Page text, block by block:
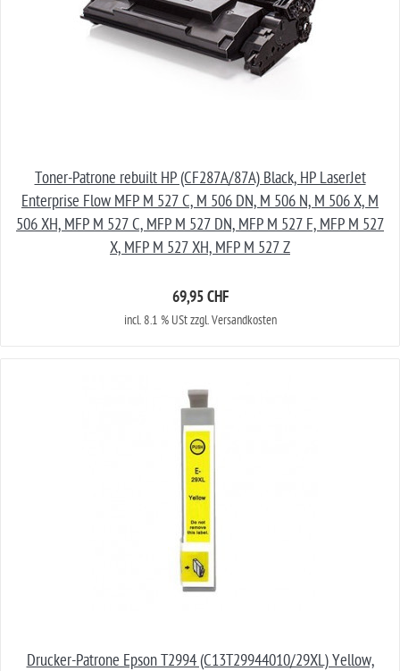
Toner-Patrone rebuilt HP (CF287A/87A) Black, HP LaserJet
Enterprise Flow MFP M 527 C, M 506 DN, M 506 N, M 506 X, M
506 XH, MFP M 527 C, MFP M 527 DN, MFP M 527 F, MFP M 527
X, MFP M 527 XH, MFP M 527 Z
69,95 CHF
incl. 8.1 % USt zzgl. Versandkosten
Drucker-Patrone Epson T2994 (C13T29944010/29XL) Yellow,